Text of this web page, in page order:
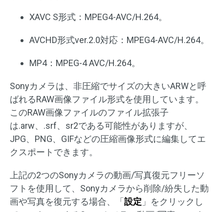
XAVC S形式：MPEG4-AVC/H.264。
AVCHD形式ver.2.0対応：MPEG4-AVC/H.264。
MP4：MPEG-4 AVC/H.264。
Sonyカメラは、非圧縮でサイズの大きいARWと呼
ばれるRAW画像ファイル形式を使用しています。
このRAW画像ファイルのファイル拡張子
は.arw、.srf、sr2である可能性がありますが、
JPG、PNG、GIFなどの圧縮画像形式に編集してエ
クスポートできます。
上記の2つのSonyカメラの動画/写真復元フリーソ
フトを使用して、Sonyカメラから削除/紛失した動
画や写真を復元する場合、「 設定 」をクリックし